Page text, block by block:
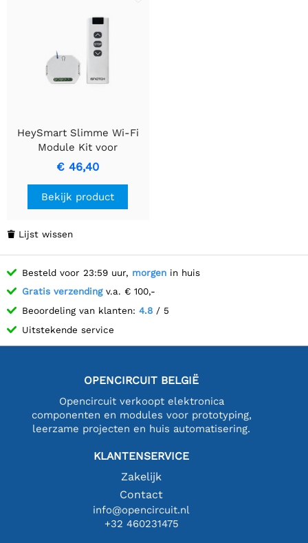
HeySmart Slimme Wi-Fi
Module Kit voor
Raambekleding
€ 46,40
Bekijk product
 Lijst wissen
Besteld voor 23:59 uur, morgen in huis
Gratis verzendingv.a. € 100,-
Beoordeling van klanten: 4.8 / 5
Uitstekende service
OPENCIRCUIT BELGIË
Opencircuit verkoopt elektronica
componenten en modules voor prototyping,
leerzame projecten en huis automatisering.
KLANTENSERVICE
Zakelijk
Contact
info@opencircuit.nl
+32 460231475